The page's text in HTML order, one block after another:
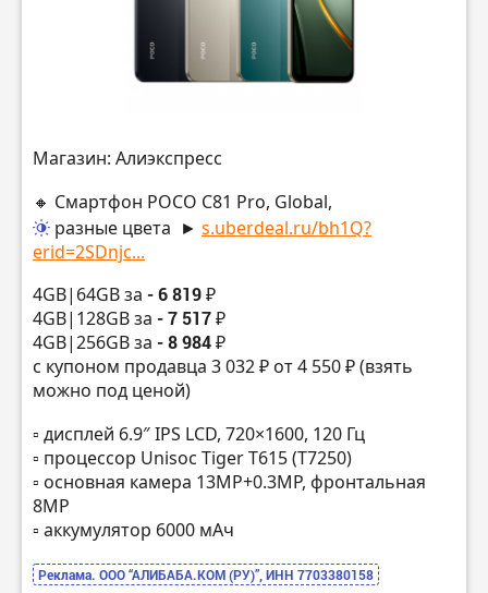
Магазин: Алиэкспресс
🔸 Смартфон POCO C81 Pro, Global,
разные цвета ► s.uberdeal.ru/bh1Q?
erid=2SDnjc...
4GB|64GB за - 6 819 ₽
4GB|128GB за - 7 517 ₽
4GB|256GB за - 8 984 ₽
с купоном продавца 3 032 ₽ от 4 550 ₽ (взять
можно под ценой)
▫️ дисплей 6.9″ IPS LCD, 720×1600, 120 Гц
▫️ процессор Unisoc Tiger T615 (T7250)
▫️ основная камера 13МР+0.3MP, фронтальная
8МР
▫️ аккумулятор 6000 мАч
Реклама. ООО “АЛИБАБА.КОМ (РУ)”, ИНН 7703380158